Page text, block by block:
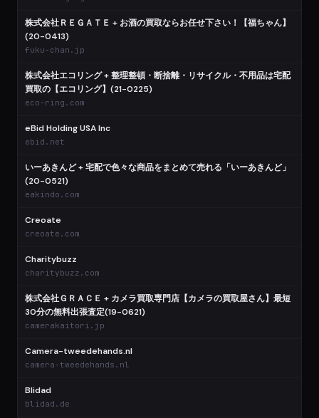
株式会社ＲＥＧＡＴＥ + お酒の買取ならお任せ下さい！【福ちゃん】
(20-0413)
fuku-chan.jp
株式会社エコリング + 整理整頓・断捨離・リサイクル・不用品は宅配
買取の【エコリング】(21-0225)
eco-ring.com
eBid Holding USA Inc
ebid.net
いーあきんど + 宅配で色々な商品をまとめて売れる「いーあきんど」
(20-0521)
eakindo.com
Creoate
creoate.com
Charitybuzz
charitybuzz.com
株式会社ＧＲＡＣＥ + カメラ買取専門店【カメラの買取屋さん】最短
30分の無料出張査定(19-0621)
camerakaitori.jp
Camera-tweedehands.nl
camera-tweedehands.nl
Blidad
blidad.de